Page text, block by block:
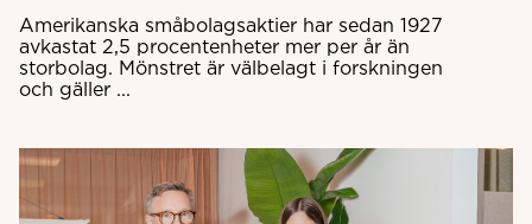
Amerikanska småbolagsaktier har sedan 1927
avkastat 2,5 procentenheter mer per år än
storbolag. Mönstret är välbelagt i forskningen
och gäller ...